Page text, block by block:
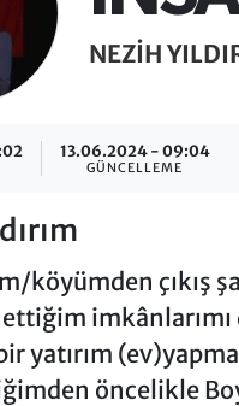
NEZIH
13.06.2024 - 09:04
GÜNCELLEME
köyümden çıkış
yatırım
öncelikle